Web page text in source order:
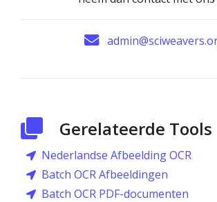
Gerelateerde Tools
Nederlandse Afbeelding OCR
Batch OCR Afbeeldingen
Batch OCR PDF-documenten